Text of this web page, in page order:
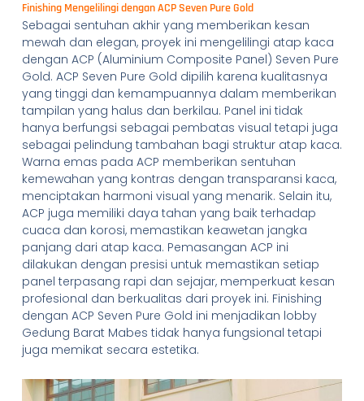
Finishing Mengelilingi dengan ACP Seven Pure Gold
Sebagai sentuhan akhir yang memberikan kesan
mewah dan elegan, proyek ini mengelilingi atap kaca
dengan ACP (Aluminium Composite Panel) Seven Pure
Gold. ACP Seven Pure Gold dipilih karena kualitasnya
yang tinggi dan kemampuannya dalam memberikan
tampilan yang halus dan berkilau. Panel ini tidak
hanya berfungsi sebagai pembatas visual tetapi juga
sebagai pelindung tambahan bagi struktur atap kaca.
Warna emas pada ACP memberikan sentuhan
kemewahan yang kontras dengan transparansi kaca,
menciptakan harmoni visual yang menarik. Selain itu,
ACP juga memiliki daya tahan yang baik terhadap
cuaca dan korosi, memastikan keawetan jangka
panjang dari atap kaca. Pemasangan ACP ini
dilakukan dengan presisi untuk memastikan setiap
panel terpasang rapi dan sejajar, memperkuat kesan
profesional dan berkualitas dari proyek ini. Finishing
dengan ACP Seven Pure Gold ini menjadikan lobby
Gedung Barat Mabes tidak hanya fungsional tetapi
juga memikat secara estetika.